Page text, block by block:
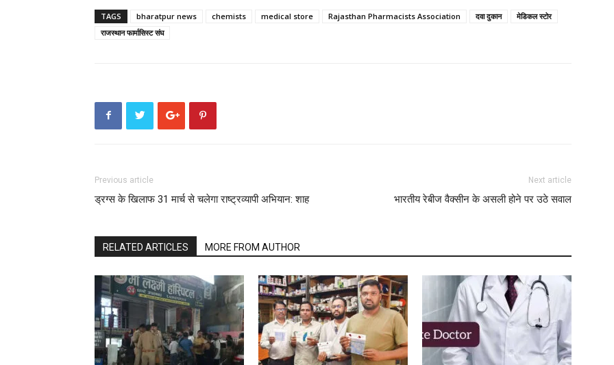
TAGS bharatpur news chemists medical store Rajasthan Pharmacists Association दवा दुकान
मेडिकल स्टोर
राजस्थान फार्मासिस्ट संघ
Previous article
ड्रग्स के खिलाफ 31 मार्च से चलेगा राष्ट्रव्यापी अभियान: शाह
Next article
भारतीय रेबीज वैक्सीन के असली होने पर उठे सवाल
RELATED ARTICLES MORE FROM AUTHOR